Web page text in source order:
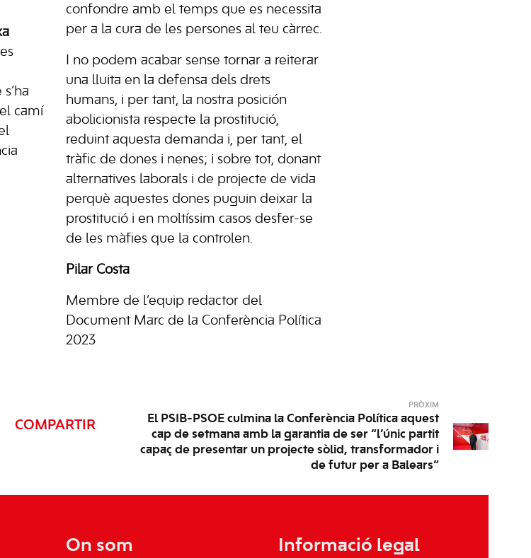
camí
confondre amb el temps que es necessita
per a la cura de les persones al teu càrrec.
I no podem acabar sense tornar a reiterar
una lluita en la defensa dels drets
humans, i per tant, la nostra posición
abolicionista respecte la prostitució,
reduint aquesta demanda i, per tant, el
tràfic de dones i nenes; i sobre tot, donant
alternatives laborals i de projecte de vida
perquè aquestes dones puguin deixar la
prostitució i en moltíssim casos desfer-se
de les màfies que la controlen.
Pilar Costa
Membre de l’equip redactor del
Document Marc de la Conferència Política
2023
COMPARTIR
PRÒXIM
El PSIB-PSOE culmina la Conferència Política aquest
cap de setmana amb la garantia de ser “l’únic partit
capaç de presentar un projecte sòlid, transformador i
de futur per a Balears”
On som Informació legal